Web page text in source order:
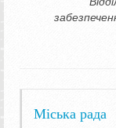
Міська рада